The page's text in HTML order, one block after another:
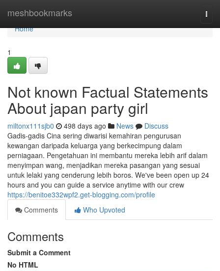
meshbookmarks
Home
Home
1
Not known Factual Statements
About japan party girl
miltonx111sjb0 498 days ago News
Discuss
Gadis-gadis Cina sering diwarisi kemahiran pengurusan
kewangan daripada keluarga yang berkecimpung dalam
perniagaan. Pengetahuan ini membantu mereka lebih arif dalam
menyimpan wang, menjadikan mereka pasangan yang sesuai
untuk lelaki yang cenderung lebih boros. We've been open up 24
hours and you can guide a service anytime with our crew
https://benitoe332wpf2.get-blogging.com/profile
Comments
Who Upvoted
Comments
Submit a Comment
No HTML